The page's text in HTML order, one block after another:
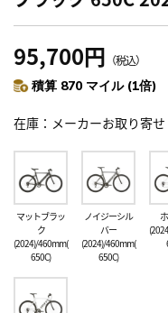
95,700円 （税込）
積算 870 マイル (1倍)
在庫 メーカーお取り寄せ
マットブラッ
ク
(2024)/460mm(
650C)
ノイジーシル
バー
(2024)/460mm(
650C)